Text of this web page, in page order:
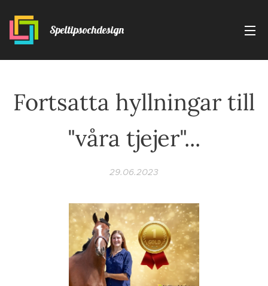
Speltipsochdesign
Fortsatta hyllningar till
"våra tjejer"...
29.06.2023